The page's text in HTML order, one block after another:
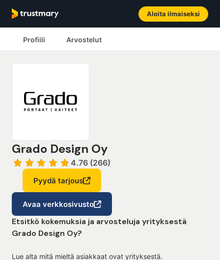
Aloita ilmaiseksi
Profiili Arvostelut
Grado Design Oy
4.76 (266)
Pyydä tarjous
Avaa verkkosivusto
Etsitkö kokemuksia ja arvosteluja yrityksestä
Grado Design Oy?
Lue alta mitä mieltä asiakkaat ovat yrityksestä.